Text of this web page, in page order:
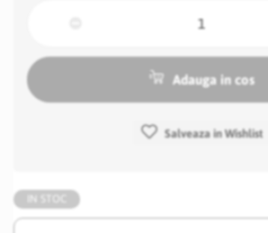
Adauga in cos
Salveaza in Wishlist